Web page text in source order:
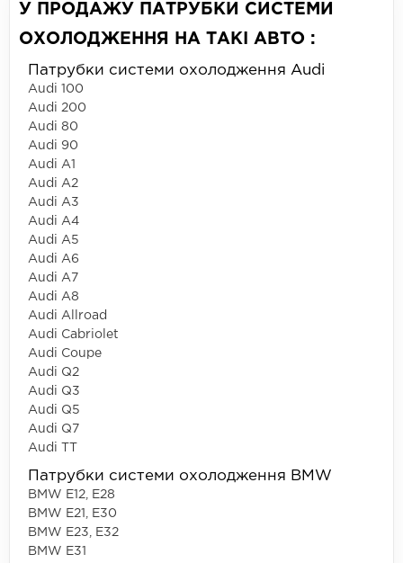
У ПРОДАЖУ ПАТРУБКИ СИСТЕМИ
ОХОЛОДЖЕННЯ НА ТАКІ АВТО :
Патрубки системи охолодження Audi
Audi 100
Audi 200
Audi 80
Audi 90
Audi A1
Audi A2
Audi A3
Audi A4
Audi A5
Audi A6
Audi A7
Audi A8
Audi Allroad
Audi Cabriolet
Audi Coupe
Audi Q2
Audi Q3
Audi Q5
Audi Q7
Audi TT
Патрубки системи охолодження BMW
BMW E12, E28
BMW E21, E30
BMW E23, E32
BMW E31